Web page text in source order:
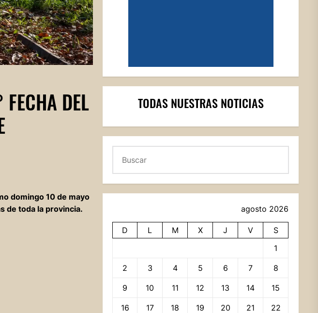
DEL
domingo 10 de mayo
de toda la provincia.
TODAS NUESTRAS NOTICIAS
agosto 2026
D L M X J V
S
1
2 3 4 5 6 7 8
9 10 11 12 13 14 15
16 17 18 19 20 21 22